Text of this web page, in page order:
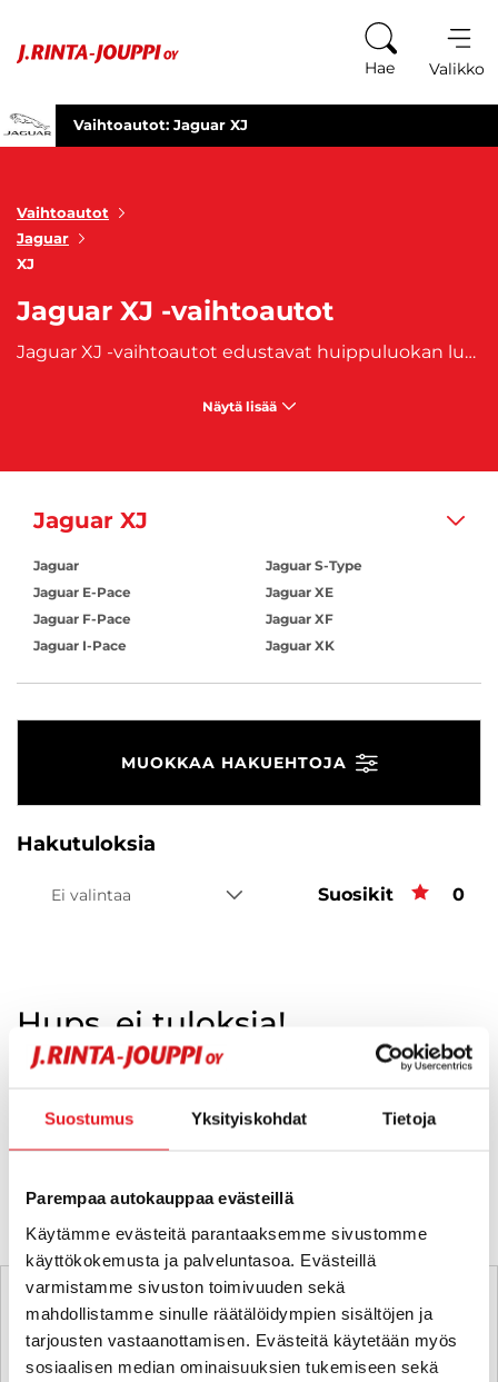
Suostumus Yksityiskohdat Tietoja
Parempaa autokauppaa evästeillä
Käytämme evästeitä parantaaksemme sivustomme
käyttökokemusta ja palveluntasoa. Evästeillä
varmistamme sivuston toimivuuden sekä
mahdollistamme sinulle räätälöidympien sisältöjen ja
tarjousten vastaanottamisen. Evästeitä käytetään myös
sosiaalisen median ominaisuuksien tukemiseen sekä
Hae Valikko
Vaihtoautot: Jaguar XJ
Vaihtoautot
Jaguar
XJ
Jaguar XJ -vaihtoautot
Jaguar XJ -vaihtoautot edustavat huippuluokan luksusta, suorituskykyä ja ajomukavuutta, tarjoten unohtumattoman ajokokemuksen niille, jotka etsivät ajoneuvoa, jossa yhdistyvät tyylikkyys ja voima. XJ on Jaguarin lippulaivasedan, jossa yhdistyvät brittiläinen eleganssi ja innovatiivinen teknologia. Tämä ylellinen sedan on suunniteltu kuljettajille, jotka arvostavat korkeatasoista viimeistelyä, ylellisiä sisätiloja ja vaikuttavaa suorituskykyä.
Näytä lisää
Jaguar XJ
Jaguar
Jaguar E-Pace
Jaguar F-Pace
Jaguar I-Pace
Jaguar S-Type
Jaguar XE
Jaguar XF
Jaguar XK
MUOKKAA HAKUEHTOJA
Hakutuloksia
Ei valintaa Suosikit 0
Hups, ei tuloksia!
Ei huolta, tässä valikoimassamme olevat lähimmät